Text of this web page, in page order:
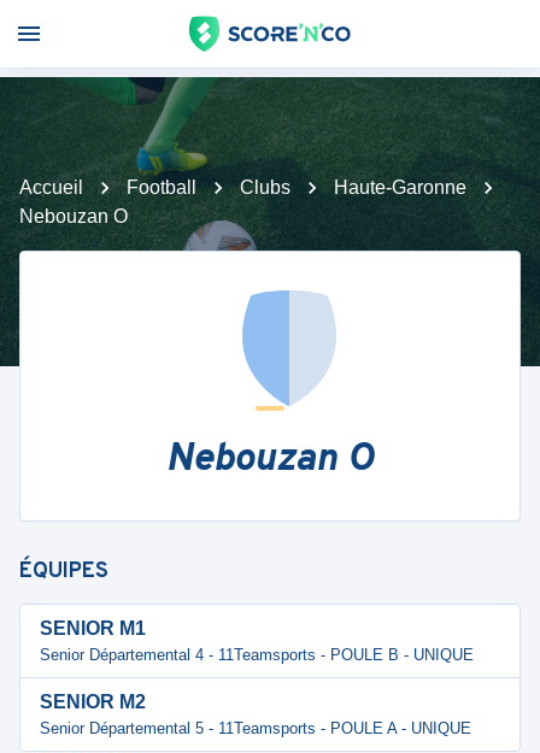
Accueil Football Clubs
Haute-Garonne
Nebouzan O
Nebouzan O
ÉQUIPES
SENIOR M1
Senior Départemental 4 - 11Teamsports - POULE B - UNIQUE
SENIOR M2
Senior Départemental 5 - 11Teamsports - POULE A - UNIQUE